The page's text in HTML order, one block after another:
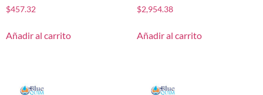
$457.32
Añadir al carrito
$2,954.38
Añadir al carrito